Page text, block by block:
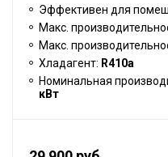
Эффективен для
Макс.
Макс.
Хладагент: R410a
Номинальная
кВт